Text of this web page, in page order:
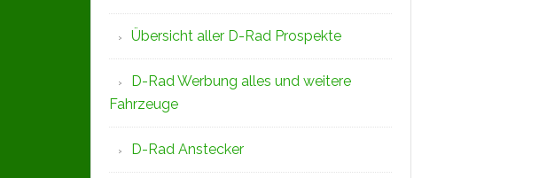
Übersicht aller D-Rad Prospekte
D-Rad Werbung alles und weitere
Fahrzeuge
D-Rad Anstecker